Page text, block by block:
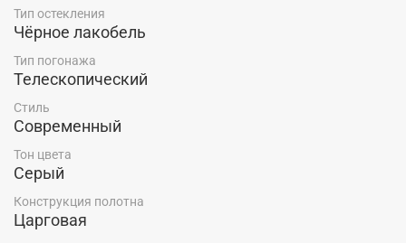
Полнотелая, композитная структура модели включает
в себя такие материалы как МДФ и древесно-
стружечный брус для большей прочности и
стабильности конструкции.
каменный производства ВФД по низкой цене
производителя в Красноярске можно в магазине
компании "Ярдеко".
Тип остекления
Чёрное лакобель
Тип погонажа
Телескопический
Стиль
Современный
Тон цвета
Серый
Конструкция полотна
Царговая